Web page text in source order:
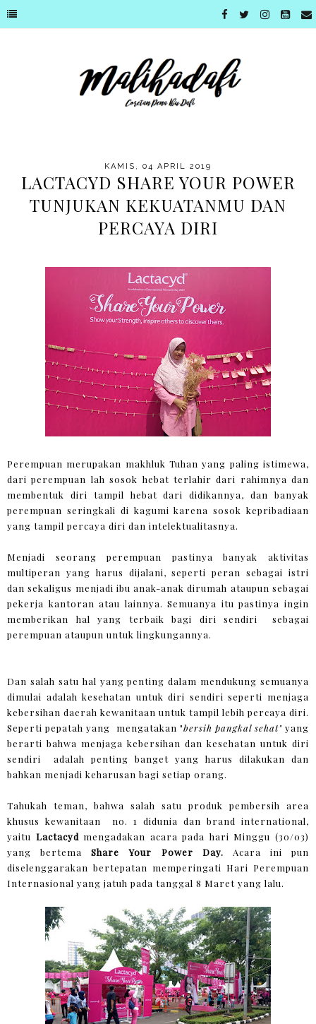
KAMIS, 04 APRIL 2019
LACTACYD SHARE YOUR POWER
TUNJUKAN KEKUATANMU DAN
PERCAYA DIRI
Perempuan merupakan makhluk Tuhan yang paling istimewa,
dari perempuan lah sosok hebat terlahir dari rahimnya dan
membentuk diri tampil hebat dari didikannya, dan banyak
perempuan seringkali di kagumi karena sosok kepribadiaan
yang tampil percaya diri dan intelektualitasnya.
Menjadi seorang perempuan pastinya banyak aktivitas
multiperan yang harus dijalani, seperti peran sebagai istri
dan sekaligus menjadi ibu anak-anak dirumah ataupun sebagai
pekerja kantoran atau lainnya. Semuanya itu pastinya ingin
memberikan hal yang terbaik bagi diri sendiri sebagai
perempuan ataupun untuk lingkungannya.
Dan salah satu hal yang penting dalam mendukung semuanya
dimulai adalah kesehatan untuk diri sendiri seperti menjaga
kebersihan daerah kewanitaan untuk tampil lebih percaya diri.
Seperti pepatah yang mengatakan "bersih pangkal sehat" yang
berarti bahwa menjaga kebersihan dan kesehatan untuk diri
sendiri adalah penting banget yang harus dilakukan dan
bahkan menjadi keharusan bagi setiap orang.
Tahukah teman, bahwa salah satu produk pembersih area
khusus kewanitaan no. 1 didunia dan brand international,
yaitu Lactacyd mengadakan acara pada hari Minggu (30/03)
yang bertemaShare Your Power Day. Acara ini pun
diselenggarakan bertepatan memperingati Hari Perempuan
Internasional yang jatuh pada tanggal 8 Maret yang lalu.